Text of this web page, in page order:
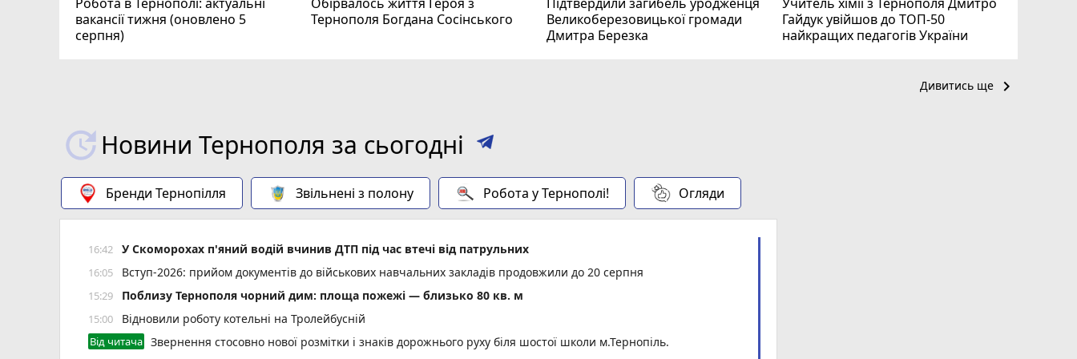
вакансії тижня (оновлено 5
серпня)
Тернополя Богдана Сосінського
Великоберезовицької громади
Дмитра Березка
Гайдук увійшов до ТОП-50
найкращих педагогів України
Дивитись ще keyboard_arrow_right
Новини Тернополя за сьогодні
Бренди Тернопілля Звільнені з полону Робота у Тернополі! Огляди
16:42 У Скоморохах п'яний водій вчинив ДТП під час втечі від патрульних
16:05 Вступ-2026: прийом документів до військових навчальних закладів продовжили до 20 серпня
15:29 Поблизу Тернополя чорний дим: площа пожежі — близько 80 кв. м
15:00 Відновили роботу котельні на Тролейбусній
Від читача Звернення стосовно нової розмітки і знаків дорожнього руху біля шостої школи м.Тернопіль.